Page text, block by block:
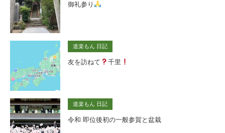
御礼参り
道楽もん 日記
友を訪ねて 千里
道楽もん 日記
令和 即位後初の一般参賀と盆栽